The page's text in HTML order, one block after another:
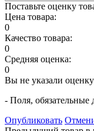
Поставьте оценку
Цена товара:
0
Качество товара:
0
Средняя оценка:
0
Вы не указали
- Поля, обязательные
Опубликовать